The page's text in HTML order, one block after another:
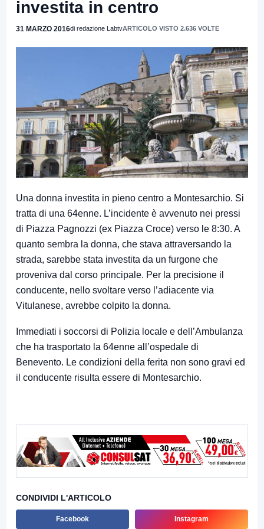
investita in centro
31 MARZO 2016di redazione LabtvARTICOLO VISTO 2.636 VOLTE
Una donna investita in pieno centro a Montesarchio. Si
tratta di una 64enne. L’incidente è avvenuto nei pressi
di Piazza Pagnozzi (ex Piazza Croce) verso le 8:30. A
quanto sembra la donna, che stava attraversando la
strada, sarebbe stata investita da un furgone che
proveniva dal corso principale. Per la precisione il
conducente, nello svoltare verso l’adiacente via
Vitulanese, avrebbe colpito la donna.
Immediati i soccorsi di Polizia locale e dell’Ambulanza
che ha trasportato la 64enne all’ospedale di
Benevento. Le condizioni della ferita non sono gravi ed
il conducente risulta essere di Montesarchio.
CONDIVIDI L'ARTICOLO
Facebook Instagram